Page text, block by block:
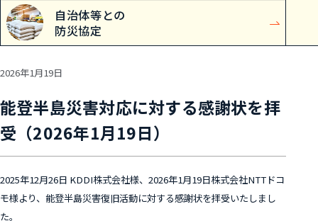
自治体等との
防災協定
2026年1月19日
能登半島災害対応に対する感謝状を拝
受（2026年1月19日）
2025年12月26日 KDDI株式会社様、2026年1月19日株式会社NTTドコ
モ様より、能登半島災害復旧活動に対する感謝状を拝受いたしまし
た。